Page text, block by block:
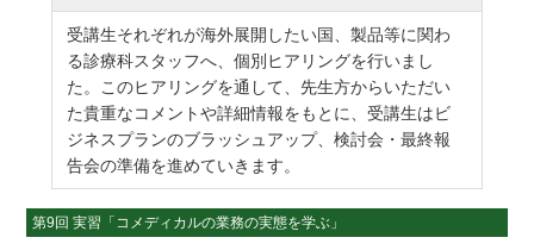
受講生それぞれが海外展開したい国、製品等に関わ
る診療科スタッフへ、個別ヒアリングを行いまし
た。このヒアリングを通して、先生方からいただい
た貴重なコメントや詳細情報をもとに、受講生はビ
ジネスプランのブラッシュアップ、検討会・最終報
告会の準備を進めていきます。
第9回 実習「コメディカルの業務の実態を学ぶ」